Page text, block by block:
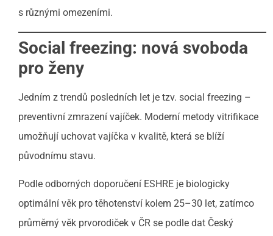
s různými omezeními.
Social freezing: nová svoboda
pro ženy
Jedním z trendů posledních let je tzv. social freezing –
preventivní zmrazení vajíček. Moderní metody vitrifikace
umožňují uchovat vajíčka v kvalitě, která se blíží
původnímu stavu.
Podle odborných doporučení ESHRE je biologicky
optimální věk pro těhotenství kolem 25–30 let, zatímco
průměrný věk prvorodiček v ČR se podle dat Český